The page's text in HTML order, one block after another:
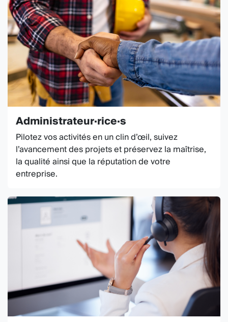
Administrateur·rice·s
Pilotez vos activités en un clin d’œil, suivez
l’avancement des projets et préservez la maîtrise,
la qualité ainsi que la réputation de votre
entreprise.